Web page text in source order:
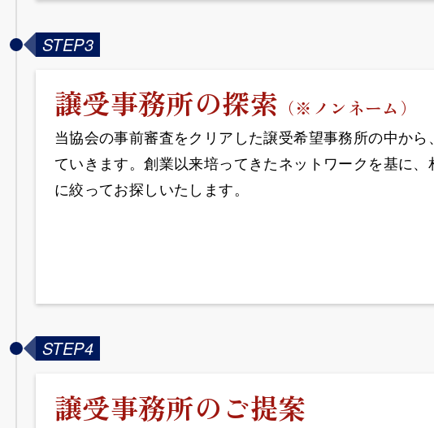
STEP3
譲受事務所の探索 （※ノンネーム ）
当協会の事前審査をクリアした譲受希望事務所の中か
ていきます。創業以来培ってきたネットワークを基に
に絞ってお探しいたします。
STEP4
譲受事務所のご提案